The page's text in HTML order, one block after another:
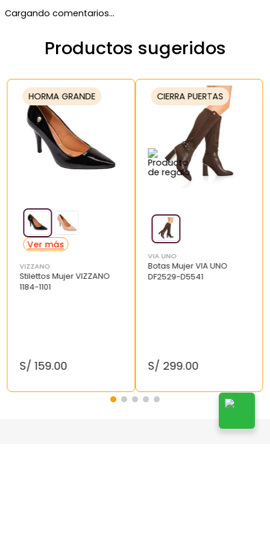
Cargando comentarios…
Productos sugeridos
HORMA GRANDE
VIZZANO
Stilettos Mujer VIZZANO
1184-1101
S/ 159.00
CIERRA PUERTAS
VIA UNO
Botas Mujer VIA UNO
DF2529-D5541
S/ 299.00